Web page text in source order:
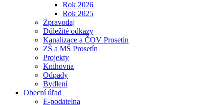
Rok 2026
Rok 2025
Zpravodaj
Důležité odkazy
Kanalizace a ČOV Prosetín
ZŠ a MŠ Prosetín
Projekty
Knihovna
Odpady
Bydlení
Obecní úřad
E-podatelna